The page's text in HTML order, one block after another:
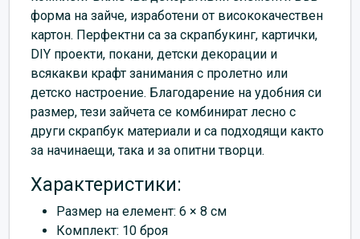
форма на зайче, изработени от висококачествен
картон. Перфектни са за скрапбукинг, картички,
DIY проекти, покани, детски декорации и
всякакви крафт занимания с пролетно или
детско настроение. Благодарение на удобния си
размер, тези зайчета се комбинират лесно с
други скрапбук материали и са подходящи както
за начинаещи, така и за опитни творци.
Характеристики:
Размер на елемент: 6 × 8 см
Комплект: 10 броя